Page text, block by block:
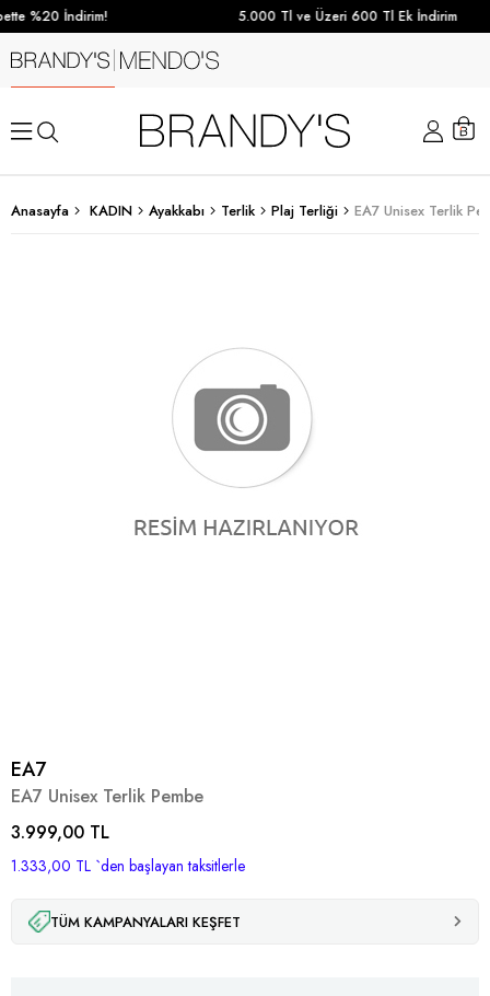
%20 İndirim! 5.000 Tl ve Üzeri 600 Tl Ek İndirim
Anasayfa KADIN Ayakkabı Terlik Plaj Terliği EA7 Unisex Terlik
EA7
EA7 Unisex Terlik Pembe
3.999,00 TL
1.333,00 TL `den başlayan taksitlerle
TÜM KAMPANYALARI KEŞFET